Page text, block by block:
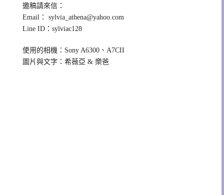
邀稿請來信：
Email：
sylvia_athena@yahoo.com
Line ID：sylviac128
使用的相機：Sony A6300、A7CII
圖片與文字：希薇亞 & 樂爸